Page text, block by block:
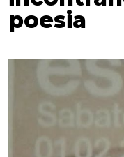
poesia